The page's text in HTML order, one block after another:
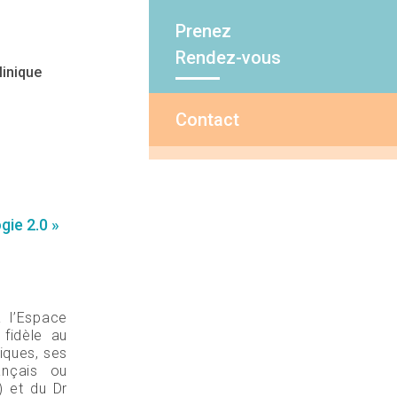
Prenez
Rendez-vous
Contact
2.0 »
au
ses
ou
et du Dr